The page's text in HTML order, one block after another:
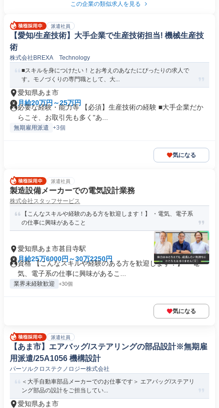
この企業の類似求人を見る
派遣社員
【愛知/生産技術】大手企業で生産技術担当! 機械生産技
術
株式会社BREXA Technology
■スキルを身につけたい！とお考えのあなたにぴったりの求人で
す。モノづくりの専門職として、大...
愛知県あま市
月給20万円～25万円
必要な経験・能力等 【必須】生産技術の経験 ■大手企業だか
らこそ、お取引先も多く"あ...
無期雇用派遣 +3個
気になる
派遣社員
製造設備メーカーでの電気設計業務
株式会社スタッフサービス
【こんなスキルや経験のある方を歓迎します！】 ・電気、電子系
の仕事に興味があること
愛知県あま市甚目寺駅
月給25万6000円～30万2250円
資格 【こんなスキルや経験のある方を歓迎します！】 ・電
気、電子系の仕事に興味があるこ...
業界未経験歓迎 +30個
気になる
派遣社員
【あま市】エアバッグ/ステアリングの部品設計※無期雇
用派遣/25A1056 機構設計
パーソルクロステクノロジー株式会社
＜大手自動車部品メーカーでのお仕事です＞ エアバッグ/ステアリ
ング部品の設計をご担当してい...
愛知県あま市